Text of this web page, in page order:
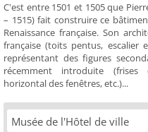
C'est entre 1501 et 1505 que
– 1515) fait construire ce
Renaissance française. Son
française (toits pentus,
représentant des figures
récemment introduite (frises
horizontal des fenêtres, etc.)...